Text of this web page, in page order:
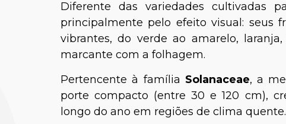
Diferente das variedades cultivadas
principalmente pelo efeito visual: seus
vibrantes, do verde ao amarelo,
marcante com a folhagem.
Pertencente à família Solanaceae, a
porte compacto (entre 30 e 120 cm),
longo do ano em regiões de clima quente.